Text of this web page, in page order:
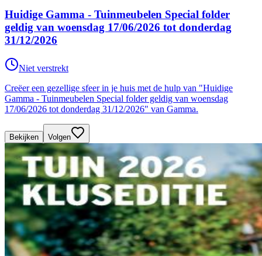
Huidige Gamma - Tuinmeubelen Special folder
geldig van woensdag 17/06/2026 tot donderdag
31/12/2026
Niet verstrekt
Creëer een gezellige sfeer in je huis met de hulp van "Huidige
Gamma - Tuinmeubelen Special folder geldig van woensdag
17/06/2026 tot donderdag 31/12/2026" van Gamma.
Bekijken Volgen